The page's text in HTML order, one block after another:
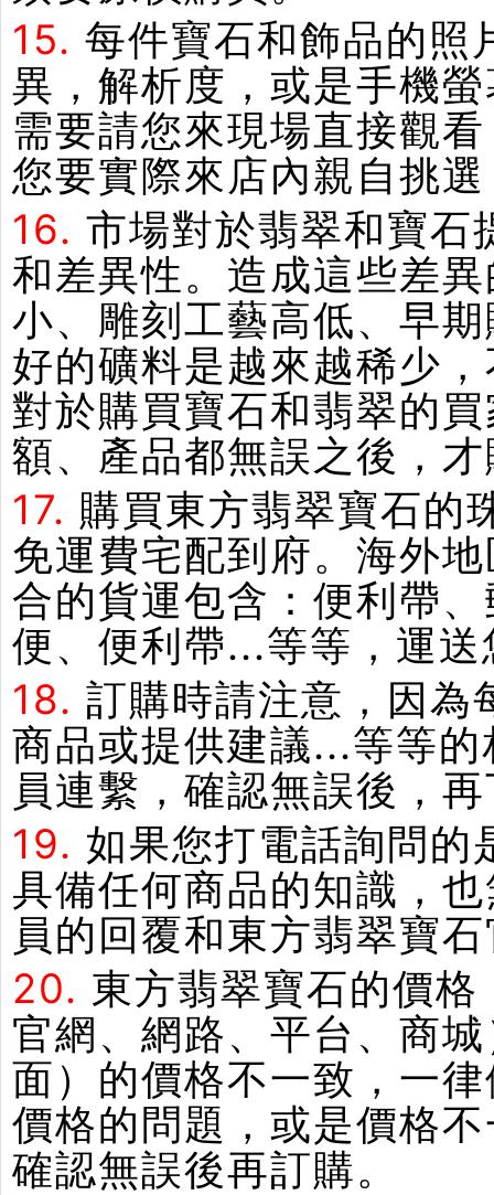
15. 每件寶石和飾品的照
異，解析度，或是手機
需要請您來現場直接觀
您要實際來店內親自挑
16. 市場對於翡翠和寶石
和差異性。造成這些差
小、雕刻工藝高低、早
好的礦料是越來越稀少
對於購買寶石和翡翠的
額、產品都無誤之後，
17. 購買東方翡翠寶石的
免運費宅配到府。海外
合的貨運包含：便利帶
便、便利帶...等等，運
18. 訂購時請注意，因為
商品或提供建議...等等
員連繫，確認無誤後，
19. 如果您打電話詢問的
具備任何商品的知識，
員的回覆和東方翡翠寶
20. 東方翡翠寶石的價
官網、網路、平台、商
面）的價格不一致，一
價格的問題，或是價格
確認無誤後再訂購。